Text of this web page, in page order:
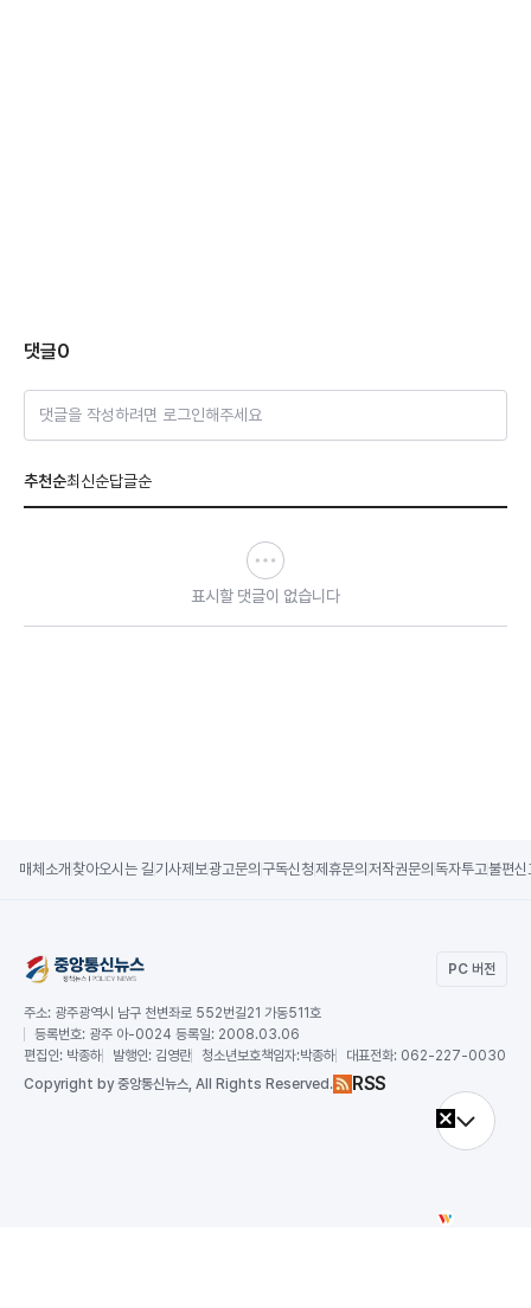
댓글0
댓글을 작성하려면 로그인해주세요
추천순최신순답글순
표시할 댓글이 없습니다
매체소개 찾아오시는 길기사제보광고문의 구독신청제휴문의 저작권문의 독자투고불편신
PC 버전
주소: 광주광역시 남구 천변좌로 552번길21 가동511호
등록번호: 광주 아-0024 등록일: 2008.03.06
편집인: 박종하 발행인: 김영란 청소년보호책임자:박종하 대표전화: 062-227-0030
Copyright by 중앙통신뉴스, All Rights Reserved. RSS